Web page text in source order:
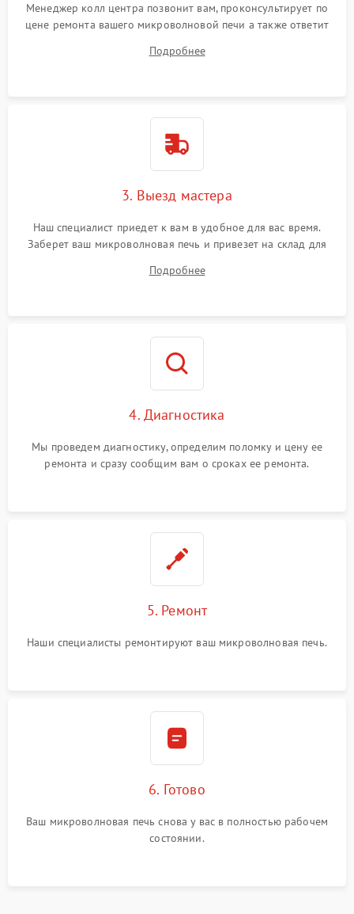
Менеджер колл центра позвонит вам, проконсультирует по
цене ремонта вашего микроволновой печи а также ответит
Подробнее
3. Выезд мастера
Наш специалист приедет к вам в удобное для вас время.
Заберет ваш микроволновая печь и привезет на склад для
Подробнее
4. Диагностика
Мы проведем диагностику, определим поломку и цену ее
ремонта и сразу сообщим вам о сроках ее ремонта.
5. Ремонт
Наши специалисты ремонтируют ваш микроволновая печь.
6. Готово
Ваш микроволновая печь снова у вас в полностью рабочем
состоянии.